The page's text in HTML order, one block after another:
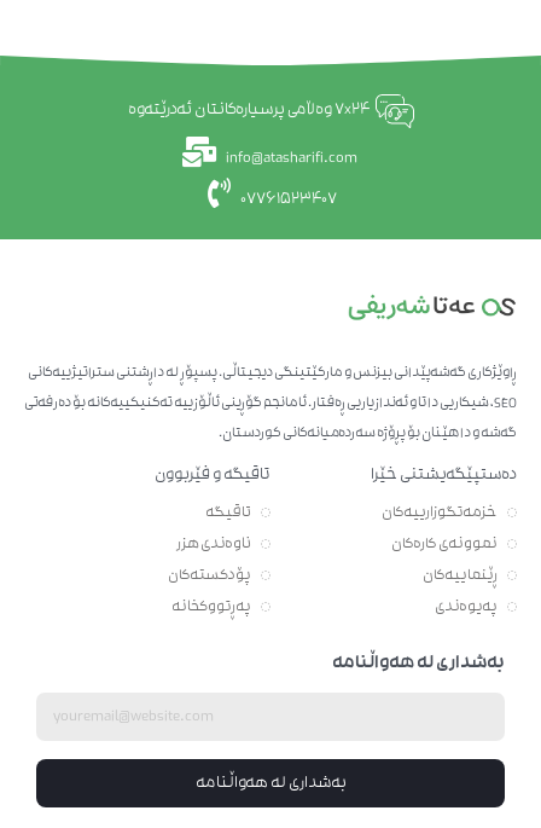
7x24 وەڵامی پرسیارەکانتان ئەدرێتەوە
info@atasharifi.com
07761523407
ڕاوێژکاری گەشەپێدانی بیزنس و مارکێتینگی دیجیتاڵی. پسپۆڕ لە داڕشتنی ستراتیژییەکانی
SEO، شیکاریی داتا و ئەندازیاریی ڕەفتار. ئامانجم گۆڕینی ئاڵۆزییە تەکنیکییەکانە بۆ دەرفەتی
گەشە و داهێنان بۆ پڕۆژە سەردەمیانەکانی کوردستان.
دەستپێگەیشتنی خێرا
خزمەتگوزارییەکان
نموونەی کارەکان
ڕێنماییەکان
پەیوەندی
تاقیگە و فێربوون
تاقیگە
ناوەندی هزر
پۆدکستەکان
پەڕتووکخانە
بەشداری لە هەواڵنامە
بەشداری لە هەواڵنامە